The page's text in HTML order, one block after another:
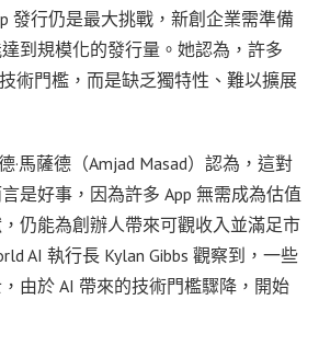
發行仍是最大挑戰，新創企業需準備
到規模化的發行量。她認為，許多
術門檻，而是缺乏獨特性、難以擴展
·馬薩德（Amjad Masad）認為，這對
是好事，因為許多 App 無需成為估值
仍能為創辦人帶來可觀收入並滿足市
AI 執行長 Kylan Gibbs 觀察到，一些
由於 AI 帶來的技術門檻驟降，開始